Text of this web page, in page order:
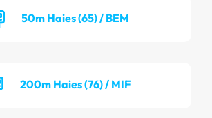
50m Haies (65) / BEM
200m Haies (76) / MIF